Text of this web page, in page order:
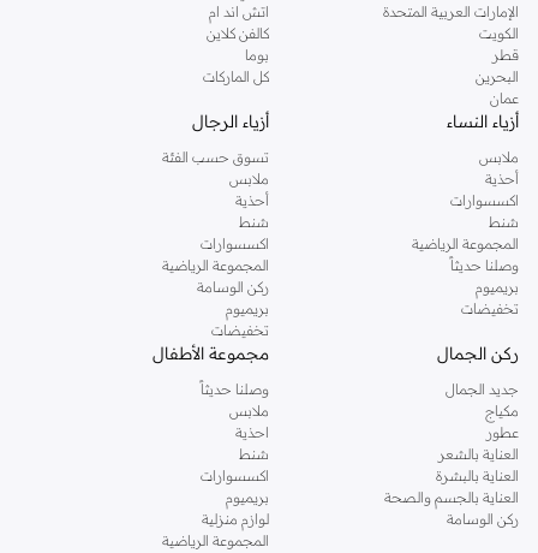
دوروثي بيركنز الشهيرة. تصفحي المجموعة كاملة في متجر دوروثي بيركنز اون لاين او
استخدمي القائمة لتحديد تجربة تسوق دوروثي بيركنز اون لاين. خدمة التوصيل السريعة
والدعم الاستثنائي يضمن لك تجربة تسوق ممتعة دائما مع نمشي.
الإمارات العربية المتحدة
الكويت
قطر
البحرين
عمان
اتش اند ام
كالفن كلاين
بوما
كل الماركات
أزياء النساء
ملابس
أحذية
اكسسوارات
شنط
المجموعة الرياضية
وصلنا حديثاً
بريميوم
تخفيضات
أزياء الرجال
تسوق حسب الفئة
ملابس
أحذية
شنط
اكسسوارات
المجموعة الرياضية
ركن الوسامة
بريميوم
تخفيضات
ركن الجمال
جديد الجمال
مكياج
عطور
العناية بالشعر
العناية بالبشرة
العناية بالجسم والصحة
ركن الوسامة
مجموعة الأطفال
وصلنا حديثاً
ملابس
احذية
شنط
اكسسوارات
بريميوم
لوازم منزلية
المجموعة الرياضية